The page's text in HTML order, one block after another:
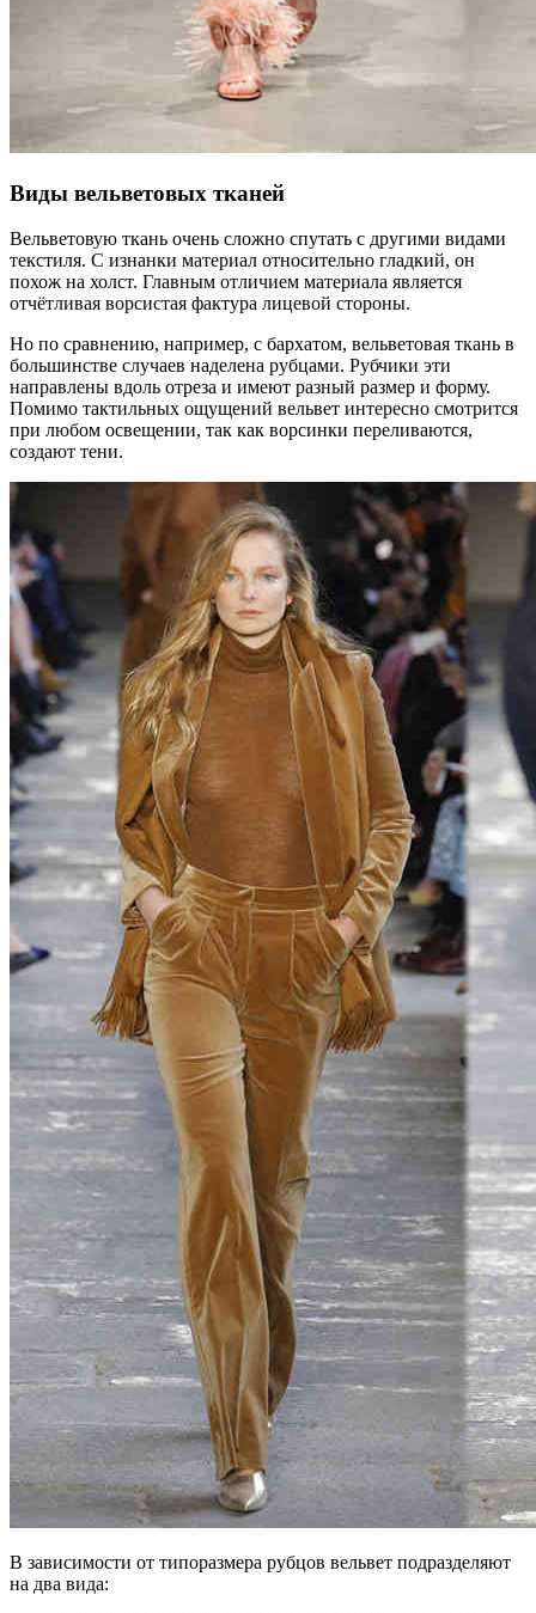
Виды вельветовых тканей
Вельветовую ткань очень сложно спутать с другими видами
текстиля. С изнанки материал относительно гладкий, он
похож на холст. Главным отличием материала является
отчётливая ворсистая фактура лицевой стороны.
Но по сравнению, например, с бархатом, вельветовая ткань в
большинстве случаев наделена рубцами. Рубчики эти
направлены вдоль отреза и имеют разный размер и форму.
Помимо тактильных ощущений вельвет интересно смотрится
при любом освещении, так как ворсинки переливаются,
создают тени.
В зависимости от типоразмера рубцов вельвет подразделяют
на два вида: